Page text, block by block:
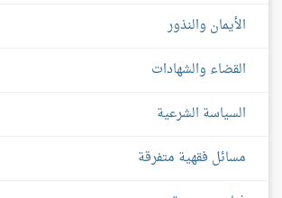
الأيمان والنذور
القضاء والشهادات
السياسة الشرعية
مسائل فقهية متفرقة